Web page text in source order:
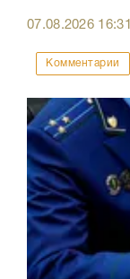
07.08.2026 16:31
Комментарии